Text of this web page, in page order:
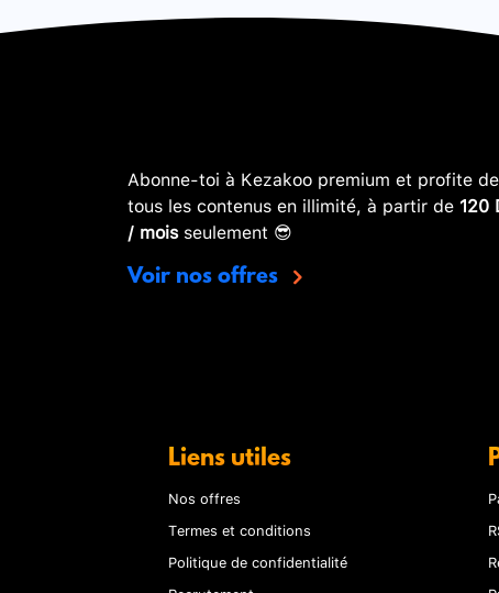
Abonne-toi à Kezakoo premium et profite de
tous les contenus en illimité, à partir de 120
/ moisseulement 😎
Voir nos offres
Liens utiles
Nos offres
Termes et conditions
Politique de confidentialité